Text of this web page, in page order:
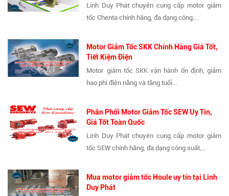
Linh Duy Phát chuyên cung cấp motor giảm
tốc Chenta chính hãng, đa dạng công...
Motor Giảm Tốc SKK Chính Hãng Giá Tốt,
Tiết Kiệm Điện
Motor giảm tốc SKK vận hành ổn định, giảm
hao phí điện năng và tăng tuổi...
Phân Phối Motor Giảm Tốc SEW Uy Tín,
Giá Tốt Toàn Quốc
Linh Duy Phát chuyên cung cấp motor giảm
tốc SEW chính hãng, đa dạng công suất,...
Mua motor giảm tốc Houle uy tín tại Linh
Duy Phát